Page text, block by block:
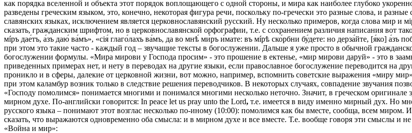
как порядка вселенной и объекта этот порядок воплощающего с одной стороны, и мира как наиболее глубоко
разведены греческим языком, это, конечно, некоторая фигура речи, поскольку по-гречески это разные слова, и
славянских языках, исключением является церковнославянский русский. Ну несколько примеров, когда слова мир
сказать, гражданским шрифтом, но в церковнославянской орфографии, т.е. с сохранением различия написания вот
мíръ дае́тъ, а́зъ даю́ ва́мъ», «сiя́ глаго́лахъ ва́мъ, да во мнѣ́ ми́ръ и́мате: въ мíрѣ ско́рбни бу́дете: но дерза́йте, [я́ко]
при этом это такие часто - каждый год – звучащие тексты в богослужении. Дальше я уже просто в обычной
богослужении формулы. «Мира мирови у Господа просим» - это прошение в ектенье, «мир мирови даруй» - это в
приведенных примерах нет, и нету в переводах на другие языки, если православное богослужение переводится на
проникло и в сферы, далекие от церковной жизни, вот можно, например, вспомнить советские выражения «миру
при этом каламбур возник только в следствие решения переводчиков. В некоторых случаях, совпадение звучания
«Господу помолимся» понимается многими и понимался многими несколько неточно. Значит, в греческом оригинале
мирном духе. По-английски говорится: In peace let us pray unto the Lord, т.е. имеется в виду именно мирный дух. Но
русского языка – понимают этот возглас несколько по-иному (10:00): помолимся как бы вместе, сообща, всем
сказать, что выражаются одновременно оба смысла: и в мирном духе и все вместе. Т.е. вообще говоря эти смыслы и
«Война и мир»: